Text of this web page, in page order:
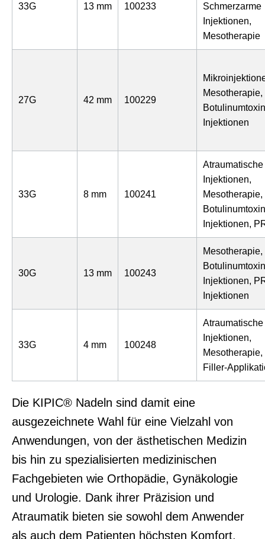
33G 13 mm 100233
Schmerzarme
Injektionen,
Mesotherapie
27G 42 mm 100229
Mesotherapie,
Injektionen
33G 8 mm 100241
Atraumatische
Injektionen,
Mesotherapie,
Injektionen,
30G 13 mm 100243
Mesotherapie,
Injektionen,
Injektionen
33G 4 mm 100248
Atraumatische
Injektionen,
Mesotherapie,
Filler-
Die KIPIC® Nadeln sind damit eine
ausgezeichnete Wahl für eine Vielzahl von
Anwendungen, von der ästhetischen Medizin
bis hin zu spezialisierten medizinischen
Fachgebieten wie Orthopädie, Gynäkologie
und Urologie. Dank ihrer Präzision und
Atraumatik bieten sie sowohl dem Anwender
als auch dem Patienten höchsten Komfort.